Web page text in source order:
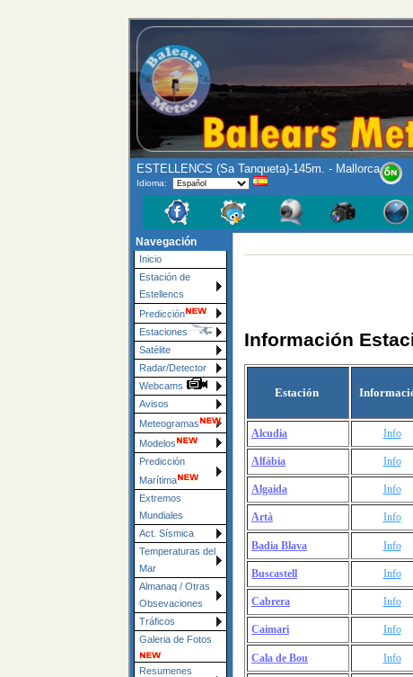
ESTELLENCS (Sa Tanqueta)-145m. - Mallorca
Idioma:
Navegación
Inicio
Estación de
Estellencs
Predicción
Estaciones
Satélite
Radar/Detector
Webcams
Avisos
Meteogramas
Modelos
Predicción
Marítima
Extremos
Mundiales
Act. Sísmica
Temperaturas del
Mar
Almanaq / Otras
Obsevaciones
Tráficos
Galeria de Fotos
Resumenes
Información
Estación
Alcudia Info
Alfàbia
Info
Algaida
Info
Artà
Info
Badia Blava
Info
Buscastell
Info
Cabrera
Info
Caimari
Info
Cala de Bou
Info